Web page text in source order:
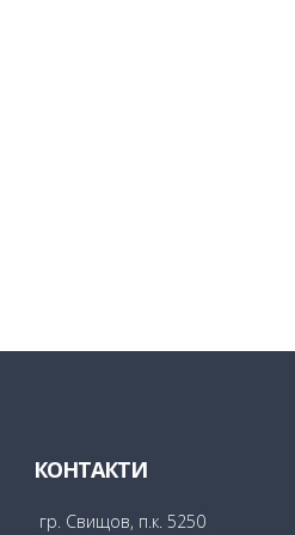
КОНТАКТИ
гр. Свищов, п.к. 5250